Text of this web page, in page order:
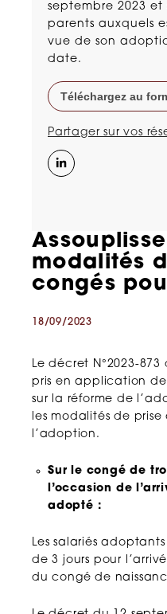
modalités
congés
18/09/2023
Le décret N°2023-
pris en application
sur la réforme de
les modalités de prise
l’adoption.
Sur le congé de
l’occasion de
adopté :
Les salariés
de 3 jours pour
du congé de
septembre 2023
parents auxquels
vue de son
date.
Téléchargez au
Partager sur vos